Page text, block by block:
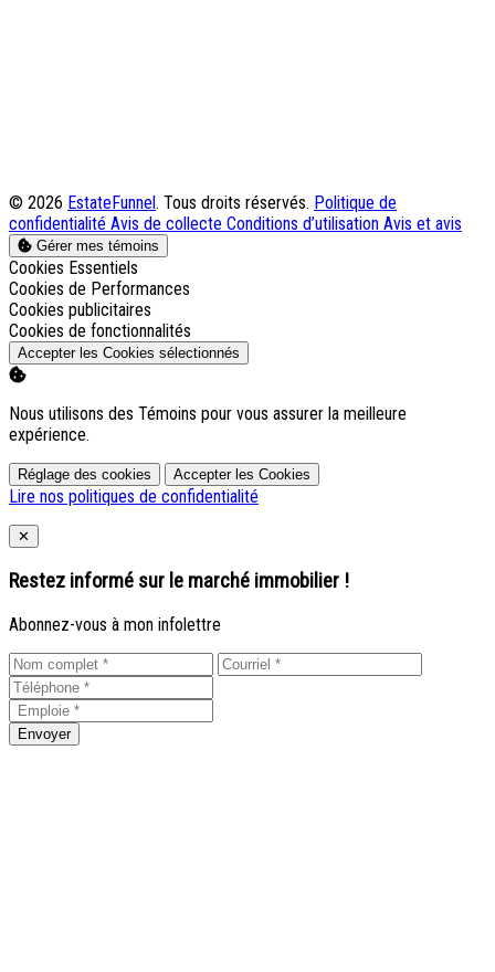
© 2026 EstateFunnel. Tous droits réservés. Politique de
confidentialité Avis de collecte Conditions d’utilisation Avis et avis
Gérer mes témoins
Activer
Cookies Essentiels
Activer
Cookies de Performances
Activer
Cookies publicitaires
Activer
Cookies de fonctionnalités
Accepter les Cookies sélectionnés
Nous utilisons des Témoins pour vous assurer la meilleure
expérience.
Réglage des cookies Accepter les Cookies
Lire nos politiques de confidentialité
Close
✕
Restez informé sur le marché immobilier !
Abonnez-vous à mon infolettre
Envoyer